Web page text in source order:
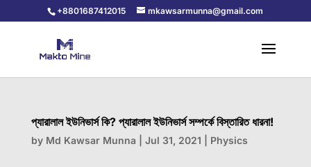
+8801687412015 mkawsarmunna@gmail.com
প্যারালাল ইউনিভার্স কি? প্যারালাল ইউনিভার্স সম্পর্কে বিস্তারিত ধারনা!
by Md Kawsar Munna Jul 31, 2021 Physics